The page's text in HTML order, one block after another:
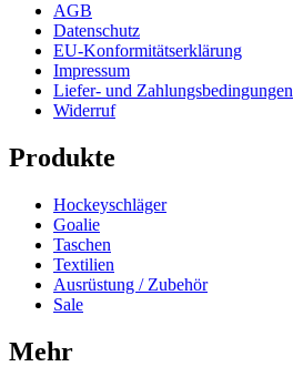
AGB
Datenschutz
EU-Konformitätserklärung
Impressum
Liefer- und Zahlungsbedingungen
Widerruf
Produkte
Hockeyschläger
Goalie
Taschen
Textilien
Ausrüstung / Zubehör
Sale
Mehr